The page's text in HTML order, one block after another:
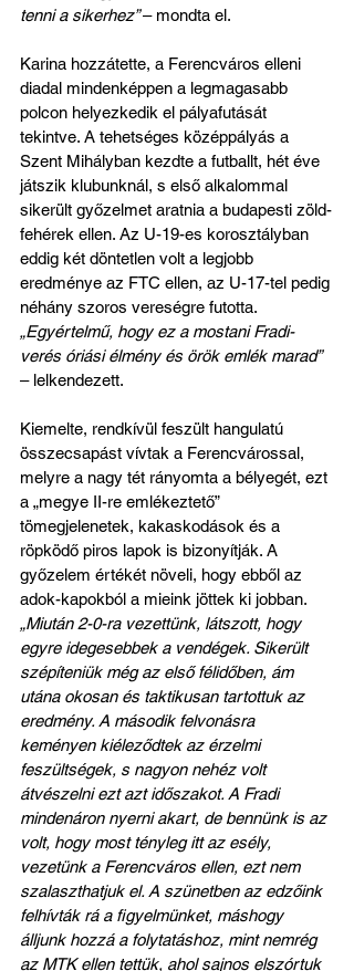
tenni a sikerhez” – mondta el.
Karina hozzátette, a Ferencváros elleni
diadal mindenképpen a legmagasabb
polcon helyezkedik el pályafutását
tekintve. A tehetséges középpályás a
Szent Mihályban kezdte a futballt, hét éve
játszik klubunknál, s első alkalommal
sikerült győzelmet aratnia a budapesti zöld-
fehérek ellen. Az U-19-es korosztályban
eddig két döntetlen volt a legjobb
eredménye az FTC ellen, az U-17-tel pedig
néhány szoros vereségre futotta.
„Egyértelmű, hogy ez a mostani Fradi-
verés óriási élmény és örök emlék marad”
– lelkendezett.
Kiemelte, rendkívül feszült hangulatú
összecsapást vívtak a Ferencvárossal,
melyre a nagy tét rányomta a bélyegét, ezt
a „megye II-re emlékeztető”
tömegjelenetek, kakaskodások és a
röpködő piros lapok is bizonyítják. A
győzelem értékét növeli, hogy ebből az
adok-kapokból a mieink jöttek ki jobban.
„Miután 2-0-ra vezettünk, látszott, hogy
egyre idegesebbek a vendégek. Sikerült
szépíteniük még az első félidőben, ám
utána okosan és taktikusan tartottuk az
eredmény. A második felvonásra
keményen kiéleződtek az érzelmi
feszültségek, s nagyon nehéz volt
átvészelni ezt azt időszakot. A Fradi
mindenáron nyerni akart, de bennünk is az
volt, hogy most tényleg itt az esély,
vezetünk a Ferencváros ellen, ezt nem
szalaszthatjuk el. A szünetben az edzőink
felhívták rá a figyelmünket, máshogy
álljunk hozzá a folytatáshoz, mint nemrég
az MTK ellen tettük, ahol sajnos elszórtuk